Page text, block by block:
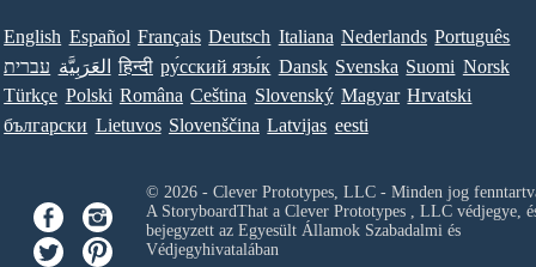
English Español Français Deutsch Italiana Nederlands Português
עברית العَرَبِيَّة हिन्दी ру́сский язы́к Dansk Svenska Suomi Norsk
Türkçe Polski Româna Ceština Slovenský Magyar Hrvatski
български Lietuvos Slovenščina Latvijas eesti
© 2026 - Clever Prototypes, LLC - Minden jog
A StoryboardThat a Clever Prototypes , LLCvédjegye,
bejegyzett az Egyesült Államok Szabadalmi és
Védjegyhivatalában